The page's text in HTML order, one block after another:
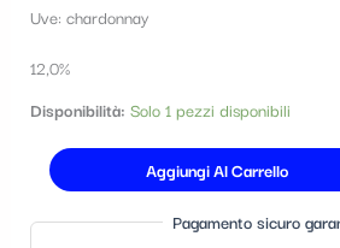
Uve: chardonnay
12,0%
Disponibilità: Solo 1 pezzi disponibili
Aggiungi Al Carrello
Pagamento sicuro
a
c
a
g